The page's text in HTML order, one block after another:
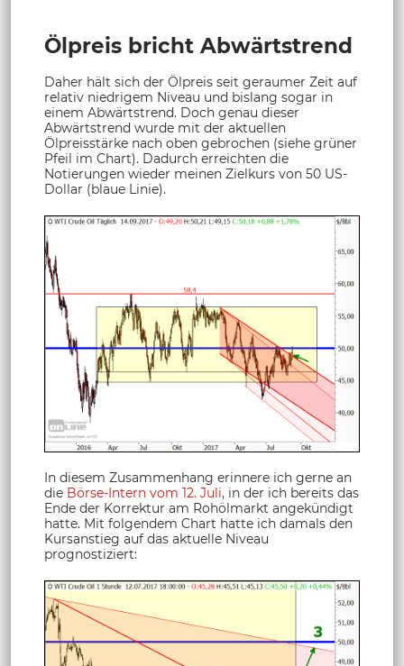
Ölpreis bricht Abwärtstrend
Daher hält sich der Ölpreis seit geraumer Zeit auf
relativ niedrigem Niveau und bislang sogar in
einem Abwärtstrend. Doch genau dieser
Abwärtstrend wurde mit der aktuellen
Ölpreisstärke nach oben gebrochen (siehe grüner
Pfeil im Chart). Dadurch erreichten die
Notierungen wieder meinen Zielkurs von 50 US-
Dollar (blaue Linie).
In diesem Zusammenhang erinnere ich gerne an
die Börse-Intern vom 12. Juli, in der ich bereits das
Ende der Korrektur am Rohölmarkt angekündigt
hatte. Mit folgendem Chart hatte ich damals den
Kursanstieg auf das aktuelle Niveau
prognostiziert: